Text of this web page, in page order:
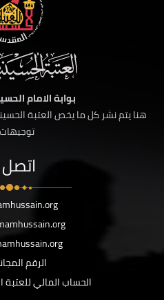
بوابة الامام
هنا يتم نشر كل ما يخص العتبة
اتصل
الرقم
الحساب المالي